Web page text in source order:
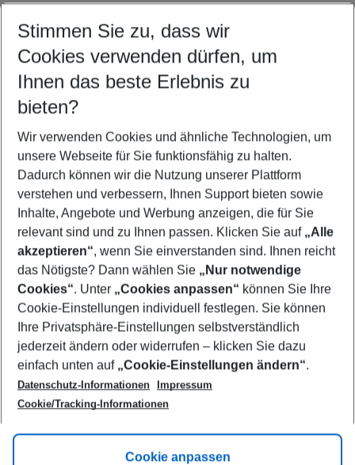
Ändern Sie Ihre Kriterien nach Ihren Wünschen
Abflughafen wählen
Beliebiger Abflughafen
Reisezeitraum wählen
10.08.26– 08.08.27 5-8 Nächte
2 Erwachsene Keine Kinder
Mehr Filter anzeigen
Footer
Footer navigation
Über uns
AGB
Cookie-Einstellungen ändern
Cookie-Richtlinie
Datenschutz
Service & Hilfe
Barrierefreies Reisen
Check-in
Flugbeschränkungen
Folgen Sie uns
Stimmen Sie zu, dass wir
Cookies verwenden dürfen, um
Ihnen das beste Erlebnis zu
bieten?
Wir verwenden Cookies und ähnliche Technologien, um
unsere Webseite für Sie funktionsfähig zu halten.
Dadurch können wir die Nutzung unserer Plattform
verstehen und verbessern, Ihnen Support bieten sowie
Inhalte, Angebote und Werbung anzeigen, die für Sie
relevant sind und zu Ihnen passen. Klicken Sie auf „Alle
akzeptieren“, wenn Sie einverstanden sind. Ihnen reicht
das Nötigste? Dann wählen Sie „Nur notwendige
Cookies“. Unter „Cookies anpassen“ können Sie Ihre
Cookie-Einstellungen individuell festlegen. Sie können
Ihre Privatsphäre-Einstellungen selbstverständlich
jederzeit ändern oder widerrufen – klicken Sie dazu
einfach unten auf „Cookie-Einstellungen ändern“.
Datenschutz-Informationen
Impressum
Cookie/Tracking-Informationen
Cookie anpassen